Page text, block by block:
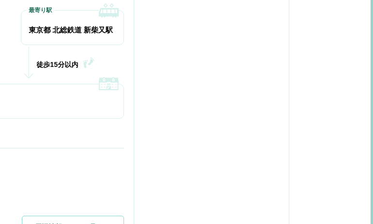
東京都 北総鉄道 新柴又駅
徒歩15分以内